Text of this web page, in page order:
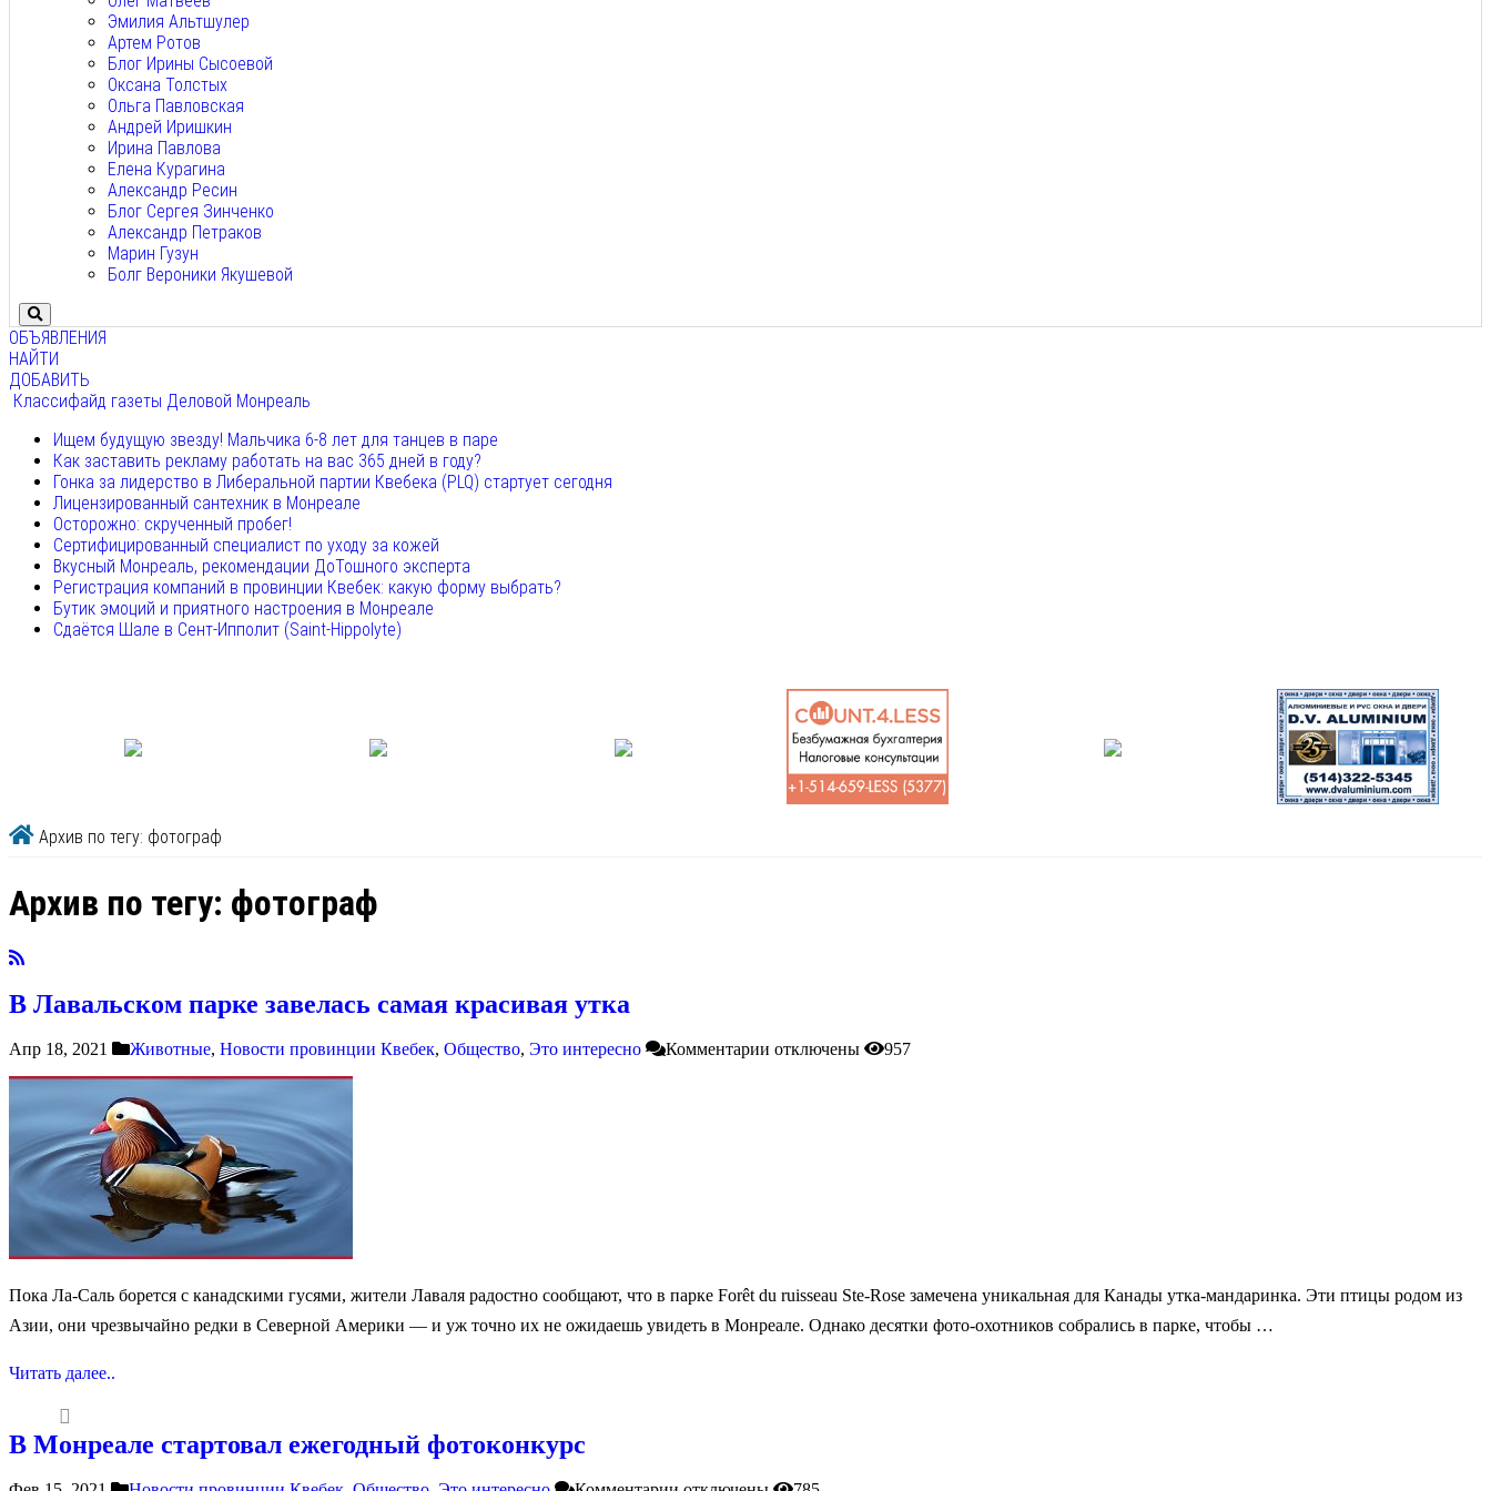
Эмилия Альтшулер
Артем Ротов
Блог Ирины Сысоевой
Оксана Толстых
Ольга Павловская
Андрей Иришкин
Ирина Павлова
Елена Курагина
Александр Ресин
Блог Сергея Зинченко
Александр Петраков
Марин Гузун
Болг Вероники Якушевой
ОБЪЯВЛЕНИЯ
НАЙТИ
ДОБАВИТЬ
Классифайд газеты Деловой Монреаль
Ищем будущую звезду! Мальчика 6-8 лет для танцев в паре
Как заставить рекламу работать на вас 365 дней в году?
Гонка за лидерство в Либеральной партии Квебека (PLQ) стартует сегодня
Лицензированный сантехник в Монреале
Осторожно: скрученный пробег!
Сертифицированный специалист по уходу за кожей
Вкусный Монреаль, рекомендации ДоТошного эксперта
Регистрация компаний в провинции Квебек: какую форму выбрать?
Бутик эмоций и приятного настроения в Монреале
Сдаётся Шале в Сент-Ипполит (Saint-Hippolyte)
Архив по тегу: фотограф
Архив по тегу: фотограф
В Лавальском парке завелась самая красивая утка
Апр 18, 2021 Животные, Новости провинции Квебек, Общество, Это интересно Комментарии отключены 957
Пока Ла-Саль борется с канадскими гусями, жители Лаваля радостно сообщают, что в парке Forêt du ruisseau Ste-Rose замечена уникальная для Канады утка-мандаринка. Эти птицы родом из
Азии, они чрезвычайно редки в Северной Америки — и уж точно их не ожидаешь увидеть в Монреале. Однако десятки фото-охотников собрались в парке, чтобы …
Читать далее..
В Монреале стартовал ежегодный фотоконкурс